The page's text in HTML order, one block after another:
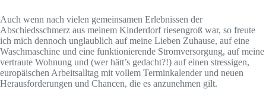
Auch wenn nach vielen gemeinsamen Erlebnissen der
Abschiedsschmerz aus meinem Kinderdorf riesengroß war, so freute
ich mich dennoch unglaublich auf meine Lieben Zuhause, auf eine
Waschmaschine und eine funktionierende Stromversorgung, auf meine
vertraute Wohnung und (wer hätt’s gedacht?!) auf einen stressigen,
europäischen Arbeitsalltag mit vollem Terminkalender und neuen
Herausforderungen und Chancen, die es anzunehmen gilt.